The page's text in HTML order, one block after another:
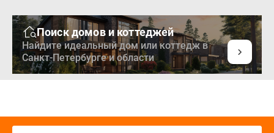
Поиск домов и коттеджей
Найдите идеальный дом или коттедж в
Санкт-Петербурге и области